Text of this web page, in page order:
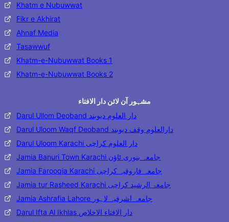
Khatm e Nubuwwat
Fikr e Akhirat
Ahnaf Media
Tasawwuf
Khatm-e-Nubuwwat Books 1
Khatm-e-Nubuwwat Books 2
مشہور آن لائن دار الافتاء
Darul Ullom Deoband دار العلوم دیوبند
Darul Uloom Waqf Deoband دارالعلوم وقف دیوبند
Darul Uloom Karachi دار العلوم کراچی
Jamia Banuri Town Karachi جامعہ بنوری ٹاؤن
Jamia Farooqia Karachi جامعہ فاروقیہ کراچی
Jamia tur Rasheed Karachi جامعۃ الرشید کراچی
Jamia Ashrafia Lahore جامعہ اشرفیہ لاہور
Darul Ifta Al Ikhlas دار الافتاء الاخلاص